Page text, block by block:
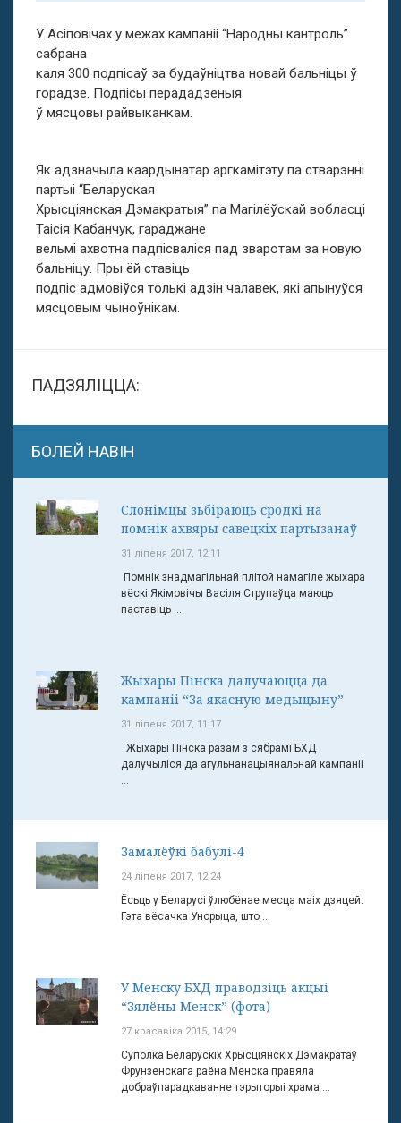
У Асіповічах у межах кампаніі “Народны кантроль”
сабрана
каля 300 подпісаў за будаўніцтва новай бальніцы ў
горадзе. Подпісы перададзеныя
ў мясцовы райвыканкам.
Як адзначыла каардынатар аргкамітэту па стварэнні
партыі “Беларуская
Хрысціянская Дэмакратыя” па Магілёўскай вобласці
Таісія Кабанчук, гараджане
вельмі ахвотна падпісваліся пад зваротам за новую
бальніцу. Пры ёй ставіць
подпіс адмовіўся толькі адзін чалавек, які апынуўся
мясцовым чыноўнікам.
ПАДЗЯЛІЦЦА:
БОЛЕЙ НАВІН
Слонімцы зьбіраюць сродкі на
помнік ахвяры савецкіх партызанаў
31 ліпеня 2017, 12:11
Помнік знадмагільнай плітой намагіле жыхара
вёскі Якімовічы Васіля Струпаўца маюць
паставіць ...
Жыхары Пінска далучаюцца да
кампаніі “За якасную медыцыну”
31 ліпеня 2017, 11:17
Жыхары Пінска разам з сябрамі БХД
далучыліся да агульнанацыянальнай кампаніі
...
Замалёўкі бабулі-4
24 ліпеня 2017, 12:24
Ёсьць у Беларусі ўлюбёнае месца маіх дзяцей.
Гэта вёсачка Унорыца, што ...
У Менску БХД праводзіць акцыі
“Зялёны Менск” (фота)
27 красавіка 2015, 14:29
Суполка Беларускіх Хрысціянскіх Дэмакратаў
Фрунзенскага раёна Менска правяла
добраўпарадкаванне тэрыторыі храма ...